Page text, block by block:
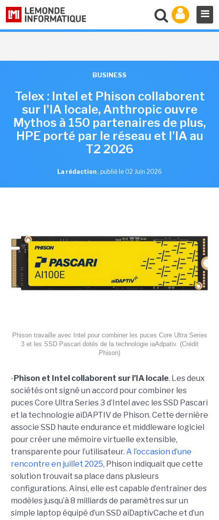
BUSINESS
Telex : Intel et Phison collaborent
sur l'IA locale, Anthropic ouvre
Mythos à 150 partenaires de plus,
HPE porté par le réseau et l'IA au
T2 2026
La rédaction , publié le 02 Juin 2026
Phison travaille avec Intel pour combiner les puces Core Ultra Series
3 et les SSD Pascari dotés de la technologie iaAdpativ. (Crédit
Phison)
- Phison et Intel collaborent sur l’IA locale. Les deux
sociétés ont signé un accord pour combiner les
puces Core Ultra Series 3 d’Intel avec les SSD Pascari
et la technologie aiDAPTIV de Phison. Cette dernière
associe SSD haute endurance et middleware logiciel
pour créer une mémoire virtuelle extensible,
transparente pour l’utilisateur. A l’occasion d’une
rencontre en juillet 2025, Phison indiquait que cette
solution trouvait sa place dans plusieurs
configurations. Ainsi, elle est capable d’entraîner des
modèles jusqu’à 8 milliards de paramètres sur un
simple laptop équipé d’un SSD aiDaptivCache et d’un